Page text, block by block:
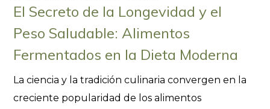
El Secreto de la Longevidad y el
Peso Saludable: Alimentos
Fermentados en la Dieta Moderna
La ciencia y la tradición culinaria convergen en la
creciente popularidad de los alimentos